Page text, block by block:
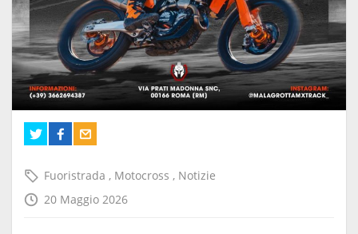
Fuoristrada , Motocross , Notizie
20 Maggio 2026